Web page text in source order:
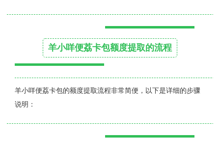
羊小咩便荔卡包额度提取的流程
羊小咩便荔卡包的额度提取流程非常简便，以下是详细的步骤
说明：